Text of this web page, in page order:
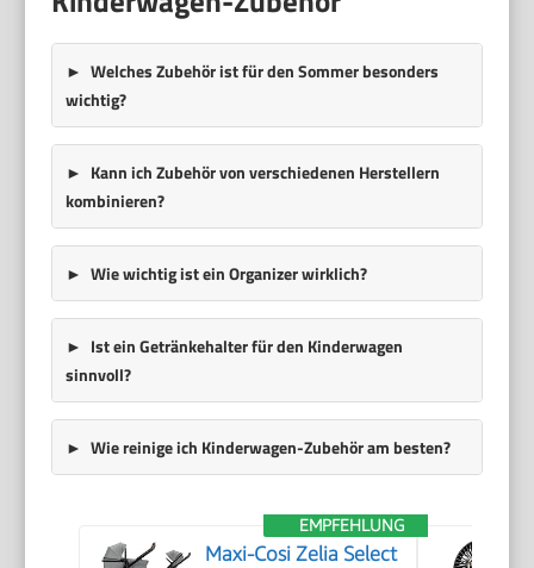
Welches Zubehör ist für den Sommer besonders
wichtig?
Kann ich Zubehör von verschiedenen Herstellern
kombinieren?
Wie wichtig ist ein Organizer wirklich?
Ist ein Getränkehalter für den Kinderwagen
sinnvoll?
Wie reinige ich Kinderwagen-Zubehör am besten?
EMPFEHLUNG
Maxi-Cosi Zelia Select